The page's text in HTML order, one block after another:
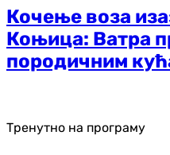
Кочење воза
Коњица: Ватра
породичним
Тренутно на програму